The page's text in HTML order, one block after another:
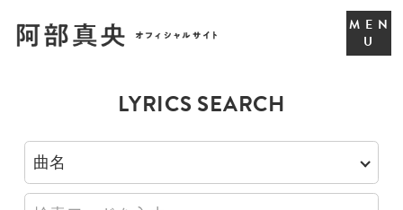
LYRICS SEARCH